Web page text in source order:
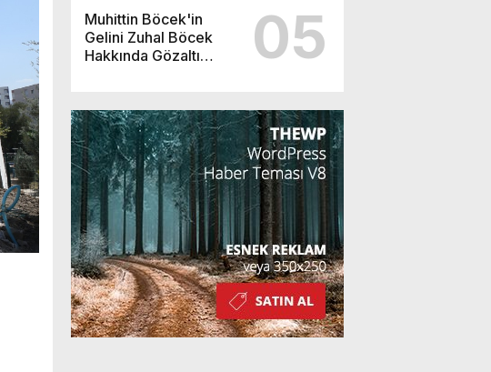
Muhittin Böcek'in
Gelini Zuhal Böcek
Hakkında Gözaltı
05